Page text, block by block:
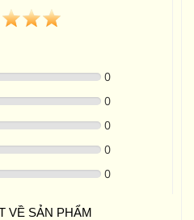
0
0
0
0
0
VỀ SẢN PHẨM